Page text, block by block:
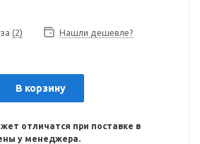
(2) Нашли дешевле?
В корзину
отличатся при поставке в
у менеджера.